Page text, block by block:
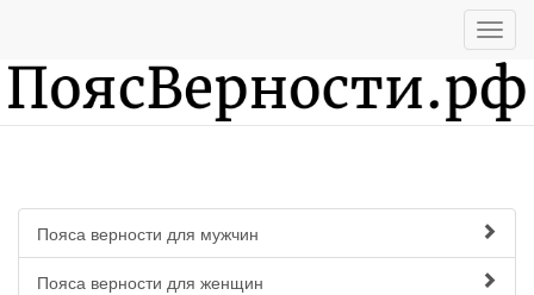
Пояса верности для мужчин
Пояса верности для женщин